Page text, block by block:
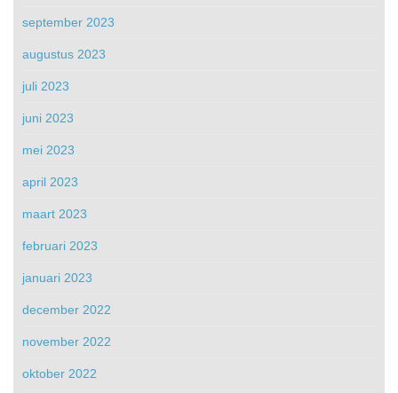
september 2023
augustus 2023
juli 2023
juni 2023
mei 2023
april 2023
maart 2023
februari 2023
januari 2023
december 2022
november 2022
oktober 2022